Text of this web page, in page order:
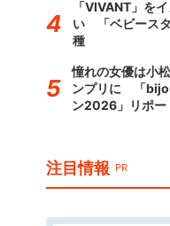
「VIVANT」を
い 「ベビース
種
憧れの女優は小
ンプリに 「
ン2026」リポー
注目情報 PR